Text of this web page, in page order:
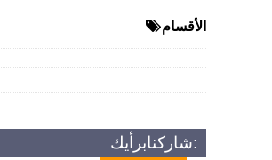
الأقسام
شاركنابرأيك: